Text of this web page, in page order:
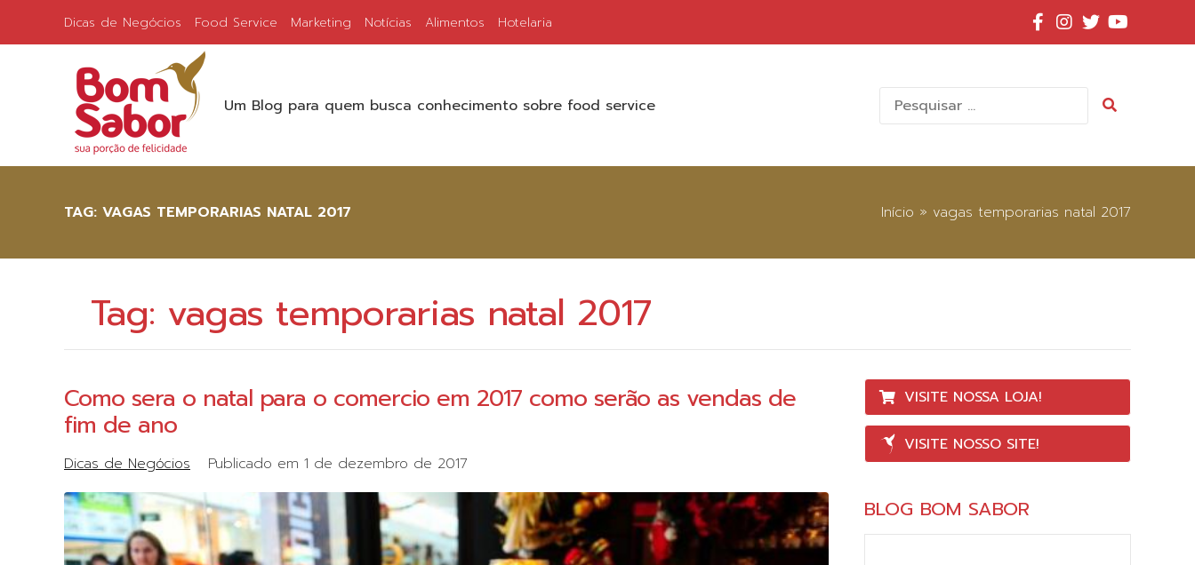
Dicas de Negócios Food Service Marketing Notícias Alimentos Hotelaria
Um Blog para quem busca conhecimento sobre food service
Pesquisar
por:
TAG: VAGAS TEMPORARIAS NATAL 2017 Início » vagas temporarias natal 2017
Tag: vagas temporarias natal 2017
Como sera o natal para o comercio em 2017 como serão as vendas de
fim de ano
Dicas de Negócios Publicado em 1 de dezembro de 2017
VISITE NOSSA LOJA!
VISITE NOSSO SITE!
BLOG BOM SABOR